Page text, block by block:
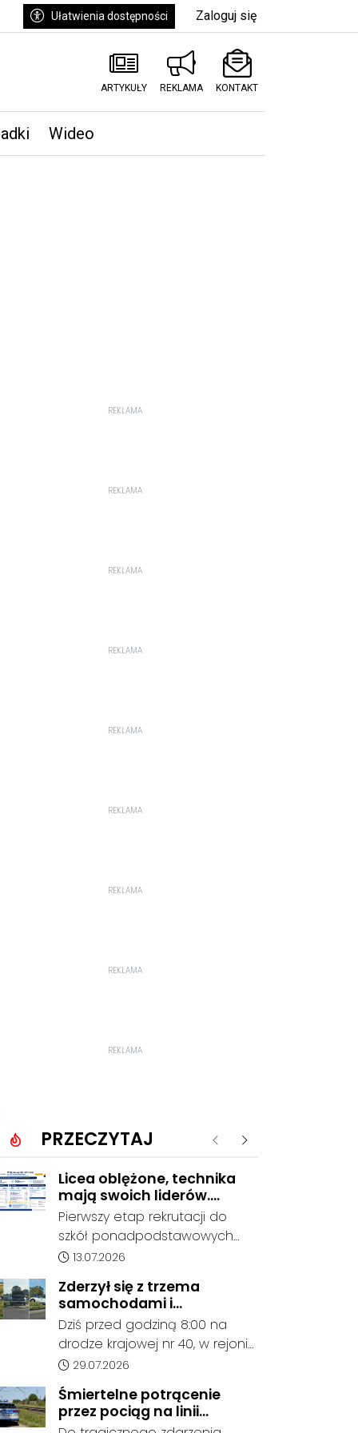
Ułatwienia dostępności Zaloguj się
ARTYKUŁY REKLAMA KONTAKT
Wideo
REKLAMA
REKLAMA
REKLAMA
REKLAMA
REKLAMA
REKLAMA
REKLAMA
REKLAMA
REKLAMA
PRZECZYTAJ Poprzednie
Następne
Licea oblężone, technika
mają swoich liderów.
Znamy wstępne wyniki
rekrutacji do szkół w
powiecie
Pierwszy etap rekrutacji do
szkół ponadpodstawowych
prowadzonych przez Powiat
pokazuje coraz wyraźniejsze
preferencje tegorocznych
absolwentów szkół
podstawowych. Dane dotyczą
kandydatów, którzy wskazali
dany oddział jako pierwszy
wybór, dlatego nie stanowią
jeszcze ostatecznego wyniku
Data dodania artykułu:
13.07.2026
Zderzył się z trzema
samochodami i
kontynuował jazdę. Seria
kolizji na Drodze Krajowej
nr 40
Dziś przed godziną 8:00 na
drodze krajowej nr 40, w rejonie
ronda im. Witolda Pileckiego
oraz ronda w Reńskiej Wsi,
doszło do serii zdarzeń
drogowych z udziałem trzech
Data dodania artykułu:
29.07.2026
Śmiertelne potrącenie
przez pociąg na linii
Kędzierzyn-Koźle - Gliwice.